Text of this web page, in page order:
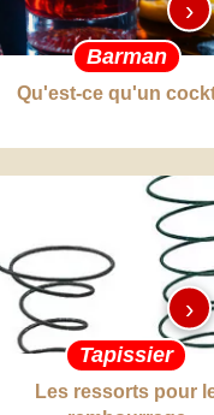
Barman
Qu'est-ce qu'un
›
Tapissier
Les ressorts pour
›